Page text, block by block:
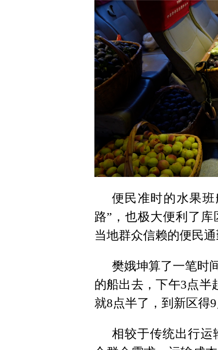
便民准时的水果
路”，也极大便利了
当地群众信赖的便民
樊娥坤算了一笔时
的船出去，下午3点半
就8点半了，到新区得
相较于传统出行运